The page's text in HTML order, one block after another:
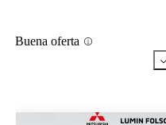
Buena oferta